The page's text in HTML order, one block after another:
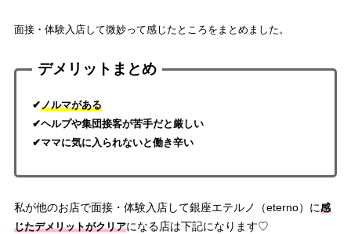
面接・体験入店して微妙って感じたところをまとめました。
デメリットまとめ
✔ノルマがある
✔ヘルプや集団接客が苦手だと厳しい
✔ママに気に入られないと働き辛い
私が他のお店で面接・体験入店して銀座エテルノ（eterno）に感
じたデメリットがクリアになる店は下記になります♡